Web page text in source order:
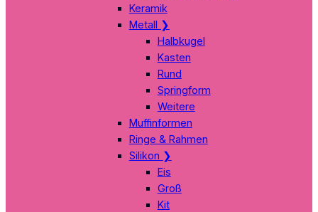
Keramik
Metall ❯
Halbkugel
Kasten
Rund
Springform
Weitere
Muffinformen
Ringe & Rahmen
Silikon ❯
Eis
Groß
Kit